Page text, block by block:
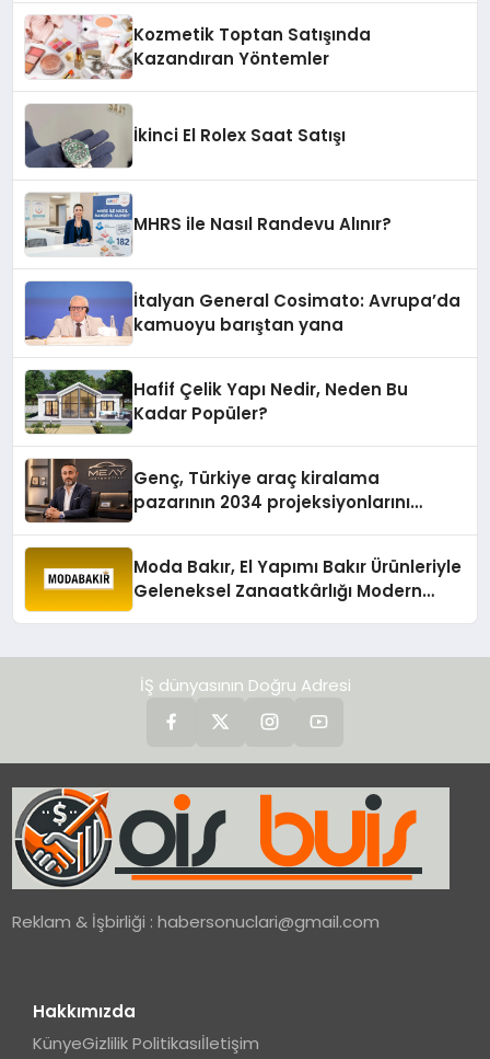
Kozmetik Toptan Satışında
Kazandıran Yöntemler
İkinci El Rolex Saat Satışı
MHRS ile Nasıl Randevu Alınır?
İtalyan General Cosimato: Avrupa’da
kamuoyu barıştan yana
Hafif Çelik Yapı Nedir, Neden Bu
Kadar Popüler?
Genç, Türkiye araç kiralama
pazarının 2034 projeksiyonlarını
Moda Bakır, El Yapımı Bakır Ürünleriyle
Geleneksel Zanaatkârlığı Modern
İŞ dünyasının Doğru Adresi
Reklam & İşbirliği :habersonuclari@gmail.com
Hakkımızda
KünyeGizlilik Politikasıİletişim